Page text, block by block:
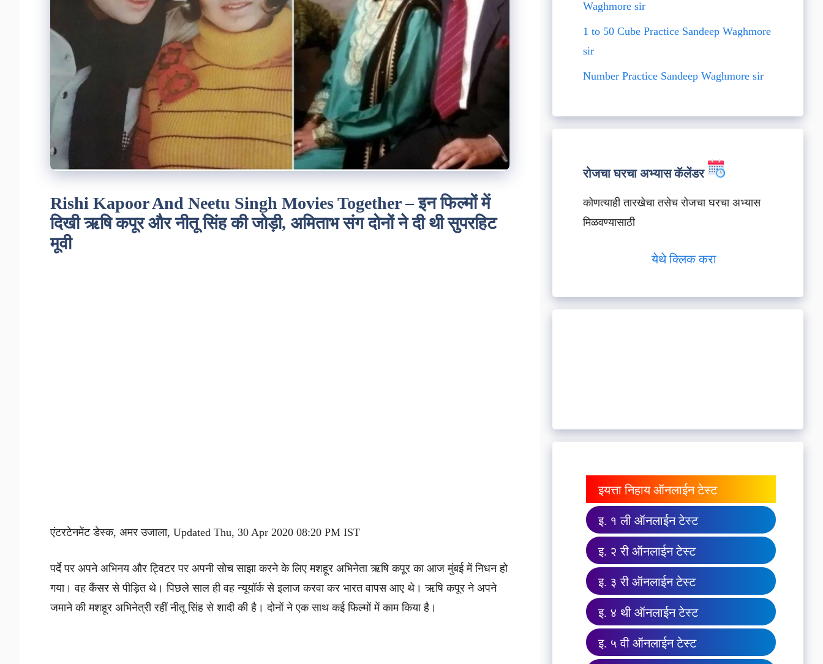
Rishi Kapoor And Neetu Singh Movies Together – इन फिल्मों में
दिखी ऋषि कपूर और नीतू सिंह की जोड़ी, अमिताभ संग दोनों ने दी थी सुपरहिट
मूवी
एंटरटेनमेंट डेस्क, अमर उजाला, Updated Thu, 30 Apr 2020 08:20 PM IST
पर्दे पर अपने अभिनय और ट्विटर पर अपनी सोच साझा करने के लिए मशहूर अभिनेता ऋषि कपूर का आज मुंबई में निधन हो
गया। वह कैंसर से पीड़ित थे। पिछले साल ही वह न्यूयॉर्क से इलाज करवा कर भारत वापस आए थे। ऋषि कपूर ने अपने
जमाने की मशहूर अभिनेत्री रहीं नीतू सिंह से शादी की है। दोनों ने एक साथ कई फिल्मों में काम किया है।
Waghmore sir
1 to 50 Cube Practice Sandeep Waghmore
sir
Number Practice Sandeep Waghmore sir
रोजचा घरचा अभ्यास कॅलेंडर
कोणत्याही तारखेचा तसेच रोजचा घरचा अभ्यास
मिळवण्यासाठी
येथे क्लिक करा
इयत्ता निहाय ऑनलाईन टेस्ट
इ. १ ली ऑनलाईन टेस्ट
इ. २ री ऑनलाईन टेस्ट
इ. ३ री ऑनलाईन टेस्ट
इ. ४ थी ऑनलाईन टेस्ट
इ. ५ वी ऑनलाईन टेस्ट